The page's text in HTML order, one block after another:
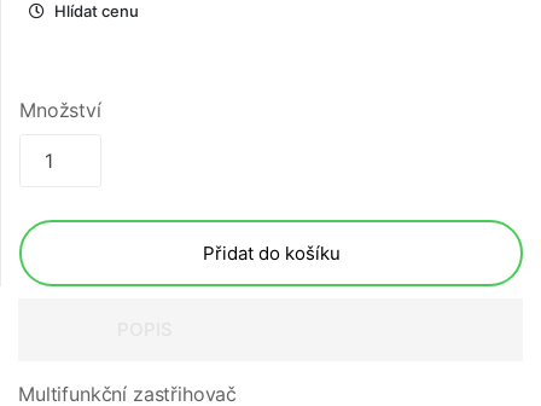
Hlídat cenu
Množství
Přidat do košíku
Multifunkční zastřihovač